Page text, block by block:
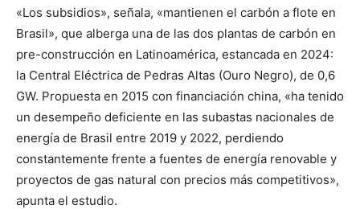
«Los subsidios», señala, «mantienen el carbón a flote en
Brasil», que alberga una de las dos plantas de carbón en
pre-construcción en Latinoamérica, estancada en 2024:
la Central Eléctrica de Pedras Altas (Ouro Negro), de 0,6
GW. Propuesta en 2015 con financiación china, «ha tenido
un desempeño deficiente en las subastas nacionales de
energía de Brasil entre 2019 y 2022, perdiendo
constantemente frente a fuentes de energía renovable y
proyectos de gas natural con precios más competitivos»,
apunta el estudio.